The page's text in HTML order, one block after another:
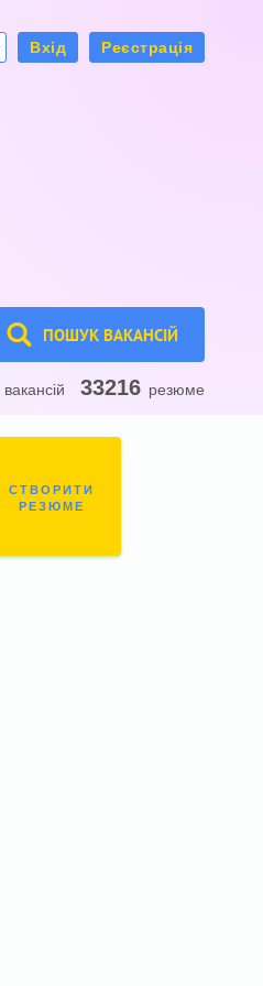
Вхід Реєстрація
ПОШУК ВАКАНСІЙ
вакансій 33216 резюме
СТВОРИТИ
РЕЗЮМЕ